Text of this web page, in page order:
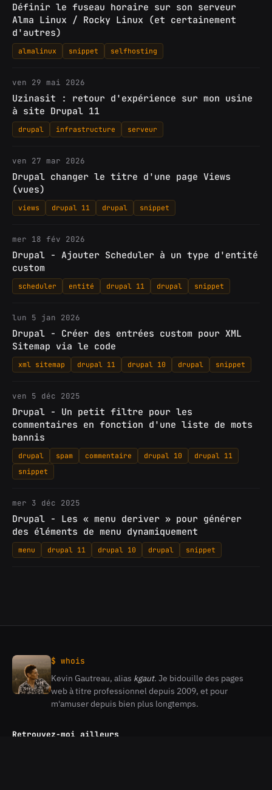
Définir le fuseau horaire sur son serveur
Alma Linux / Rocky Linux (et certainement
d'autres)
almalinux snippet selfhosting
ven 29 mai 2026
Uzinasit : retour d'expérience sur mon usine
à site Drupal 11
drupal infrastructure serveur
ven 27 mar 2026
Drupal changer le titre d'une page Views
(vues)
views drupal 11 drupal snippet
mer 18 fév 2026
Drupal - Ajouter Scheduler à un type d'entité
custom
scheduler entité drupal 11 drupal snippet
lun 5 jan 2026
Drupal - Créer des entrées custom pour XML
Sitemap via le code
xml sitemap drupal 11 drupal 10 drupal snippet
ven 5 déc 2025
Drupal - Un petit filtre pour les
commentaires en fonction d'une liste de mots
bannis
drupal spam commentaire drupal 10
drupal 11
snippet
mer 3 déc 2025
Drupal - Les « menu deriver » pour générer
des éléments de menu dynamiquement
menu drupal 11 drupal 10 drupal snippet
$ whois
Kevin
Gautreau
Kevin Gautreau, alias kgaut. Je bidouille des pages
web à titre professionnel depuis 2009, et pour
m'amuser depuis bien plus longtemps.
Retrouvez-moi ailleurs